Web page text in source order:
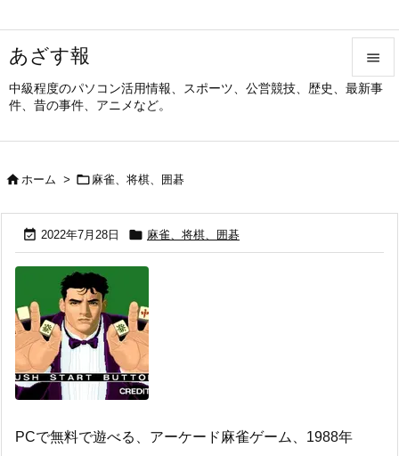
あざす報
中級程度のパソコン活用情報、スポーツ、公営競技、歴史、最新事
件、昔の事件、アニメなど。



次へ
ホーム >  麻雀、将棋、囲碁
 2022年7月28日  麻雀、将棋、囲碁
PCで無料で遊べる、アーケード麻雀ゲーム、1988年